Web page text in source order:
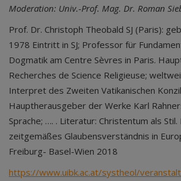
Moderation: Univ.-Prof. Mag. Dr. Roman
Prof. Dr. Christoph Theobald SJ (Paris):
1978 Eintritt in SJ; Professor für
Dogmatik am Centre Sèvres in Paris.
Recherches de Science Religieuse;
Interpret des Zweiten Vatikanischen
Hauptherausgeber der Werke Karl
Sprache; …. . Literatur: Christentum als Stil.
zeitgemäßes Glaubensverständnis in
Freiburg- Basel-Wien 2018
https://www.uibk.ac.at/systheol/